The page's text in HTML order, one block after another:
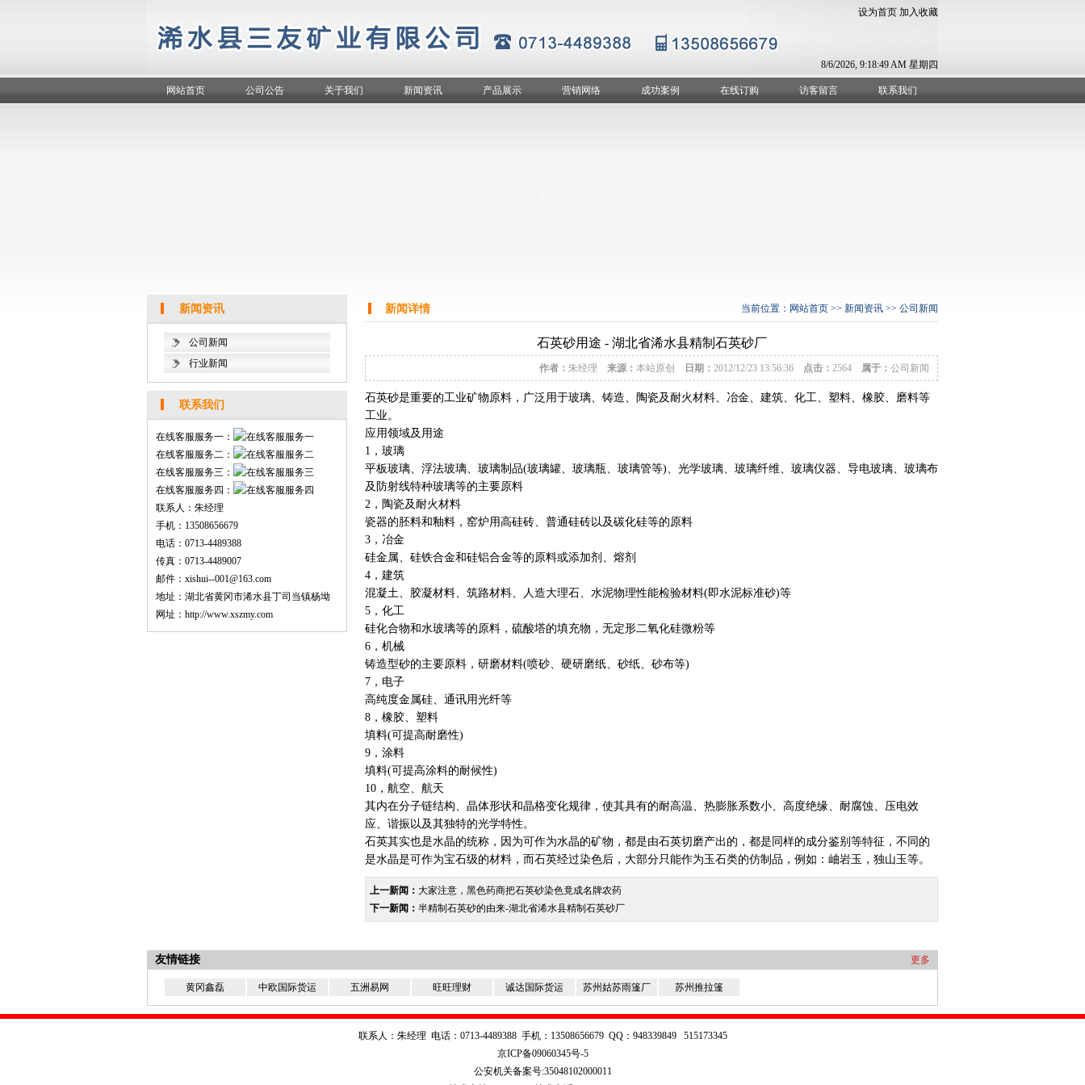
设为首页 加入收藏
8/6/2026, 9:18:49 AM 星期四
网站首页 公司公告 关于我们 新闻资讯 产品展示 营销网络 成功案例 在线订购 访客留言 联系我们
新闻资讯
公司新闻
行业新闻
联系我们
在线客服服务一：
在线客服服务二：
在线客服服务三：
在线客服服务四：
联系人：朱经理
手机：13508656679
电话：0713-4489388
传真：0713-4489007
邮件：xishui--001@163.com
地址：湖北省黄冈市浠水县丁司当镇杨坳
网址：http://www.xszmy.com
当前位置： 网站首页 >> 新闻资讯 >> 公司新闻
新闻详情
石英砂用途 - 湖北省浠水县精制石英砂厂
作者： 朱经理 来源： 本站原创 日期： 2012/12/23 13:56:36 点击： 2564 属于： 公司新闻
石英砂是重要的工业矿物原料，广泛用于玻璃、铸造、 陶瓷及 耐火材料、冶金、建筑、化工、塑料、橡胶、 磨料等
工业。
应用领域及用途
1，玻璃
平板玻璃、浮法玻璃、玻璃制品(玻璃罐、玻璃瓶、玻璃管等)、光学玻璃、玻璃纤维、玻璃仪器、导电玻璃、玻璃布
及防射线特种玻璃等的主要原料
2，陶瓷及耐火材料
瓷器的胚料和釉料，窑炉用高硅砖、普通硅砖以及碳化硅等的原料
3，冶金
硅金属、硅铁合金和硅铝合金等的原料或添加剂、熔剂
4，建筑
混凝土、胶凝材料、筑路材料、人造大理石、水泥物理性能检验材料(即水泥标准砂)等
5，化工
硅化合物和水玻璃等的原料，硫酸塔的填充物，无定形二氧化硅微粉等
6，机械
铸造型砂的主要原料，研磨材料(喷砂、硬研磨纸、砂纸、砂布等)
7，电子
高纯度金属硅、通讯用光纤等
8，橡胶、塑料
填料(可提高耐磨性)
9，涂料
填料(可提高涂料的耐候性)
10，航空、航天
其内在分子链结构、晶体形状和晶格变化规律，使其具有的耐高温、热膨胀系数小、高度绝缘、耐腐蚀、压电效
应、谐振以及其独特的光学特性。
石英其实也是水晶的统称，因为可作为水晶的矿物，都是由石英切磨产出的，都是同样的成分鉴别等特征，不同的
是水晶是可作为宝石级的材料，而石英经过染色后，大部分只能作为玉石类的仿制品，例如：岫岩玉，独山玉等。
上一新闻： 大家注意，黑色药商把石英砂染色竟成名牌农药
下一新闻： 半精制石英砂的由来-湖北省浠水县精制石英砂厂
更多
友情链接
黄冈鑫磊 中欧国际货运 五洲易网 旺旺理财 诚达国际货运 苏州姑苏雨篷厂 苏州推拉篷
联系人：朱经理 电话：0713-4489388 手机：13508656679 QQ：948339849 515173345
京ICP备09060345号-5
公安机关备案号:35048102000011